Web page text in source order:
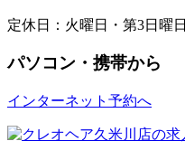
定休日：火曜日・第3日曜日
パソコン・携帯から
インターネット予約へ